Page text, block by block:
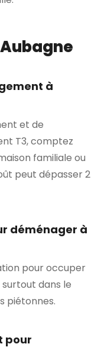
à
et de
T3, comptez
familiale ou
peut dépasser 2
déménager à
pour occuper
dans le
piétonnes.
pour